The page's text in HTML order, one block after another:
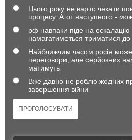
Цього року не варто чекати
процесу. А от наступного -
рф навпаки піде на ескалацію
намагатиметься триматися до
Найближчим часом росія
переговори, але серйозних
матимуть
Вже давно не роблю жодних
завершення війни